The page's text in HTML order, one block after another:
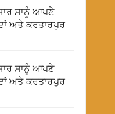
ਸਾਨੂੰ ਆਪਣੇ
ਅਤੇ ਕਰਤਾਰਪੁਰ
ਸਾਨੂੰ ਆਪਣੇ
ਅਤੇ ਕਰਤਾਰਪੁਰ